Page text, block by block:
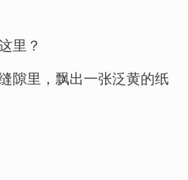
里？
隙里，飘出一张泛黄的纸